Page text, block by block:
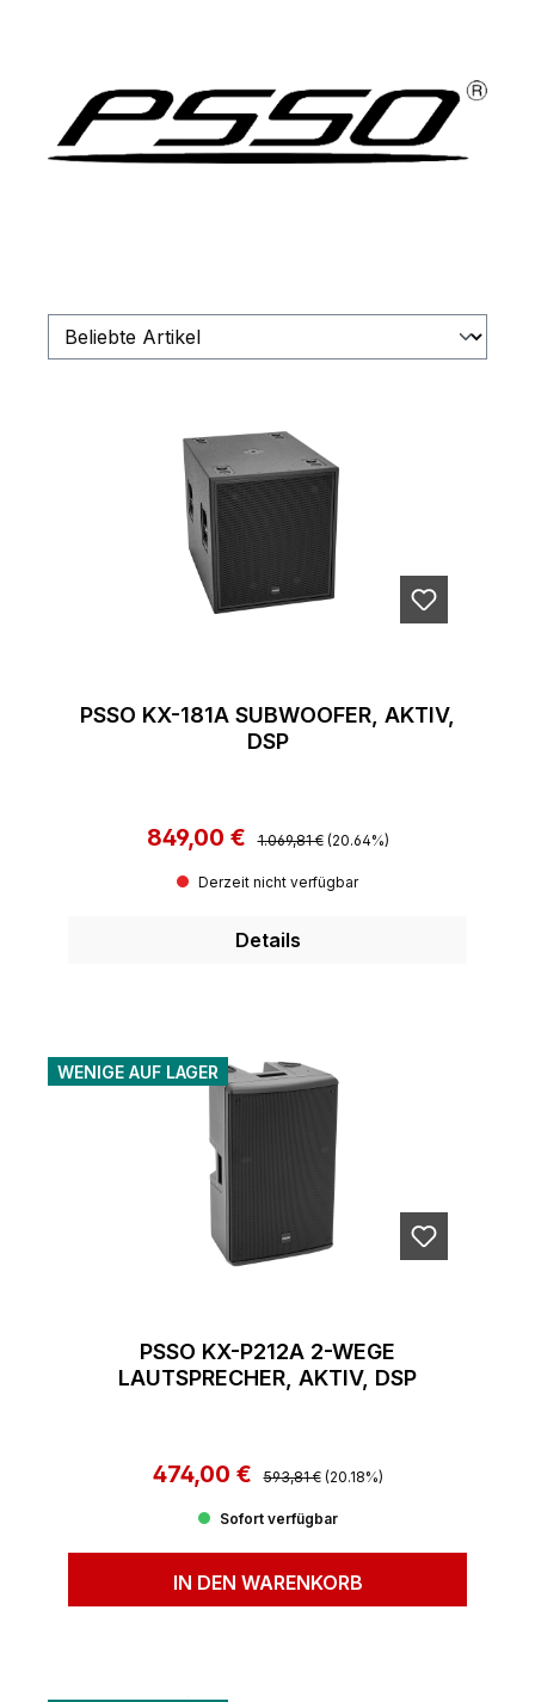
PSSO KX-181A SUBWOOFER, AKTIV,
DSP
Verkaufspreis:
849,00 € Regulärer Preis:
1.069,81 € (20.64%)
Derzeit nicht verfügbar
Details
WENIGE AUF LAGER
PSSO KX-P212A 2-WEGE
LAUTSPRECHER, AKTIV, DSP
Verkaufspreis:
474,00 € Regulärer Preis:
593,81 € (20.18%)
Sofort verfügbar
IN DEN WARENKORB